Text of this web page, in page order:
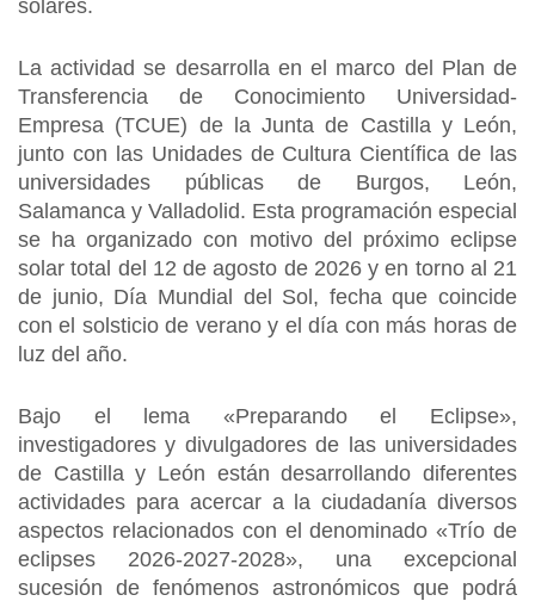
solares.
La actividad se desarrolla en el marco del Plan de
Transferencia de Conocimiento Universidad-
Empresa (TCUE) de la Junta de Castilla y León,
junto con las Unidades de Cultura Científica de las
universidades públicas de Burgos, León,
Salamanca y Valladolid. Esta programación especial
se ha organizado con motivo del próximo eclipse
solar total del 12 de agosto de 2026 y en torno al 21
de junio, Día Mundial del Sol, fecha que coincide
con el solsticio de verano y el día con más horas de
luz del año.
Bajo el lema «Preparando el Eclipse»,
investigadores y divulgadores de las universidades
de Castilla y León están desarrollando diferentes
actividades para acercar a la ciudadanía diversos
aspectos relacionados con el denominado «Trío de
eclipses 2026-2027-2028», una excepcional
sucesión de fenómenos astronómicos que podrá